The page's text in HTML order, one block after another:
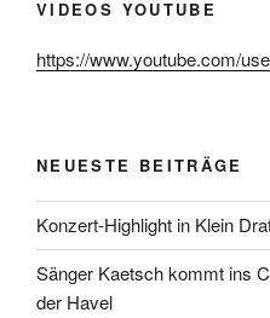
VIDEOS YOUTUBE
https://www.youtube.com/
NEUESTE BEITRÄGE
Konzert-Highlight in Klein
Sänger Kaetsch kommt ins
der Havel